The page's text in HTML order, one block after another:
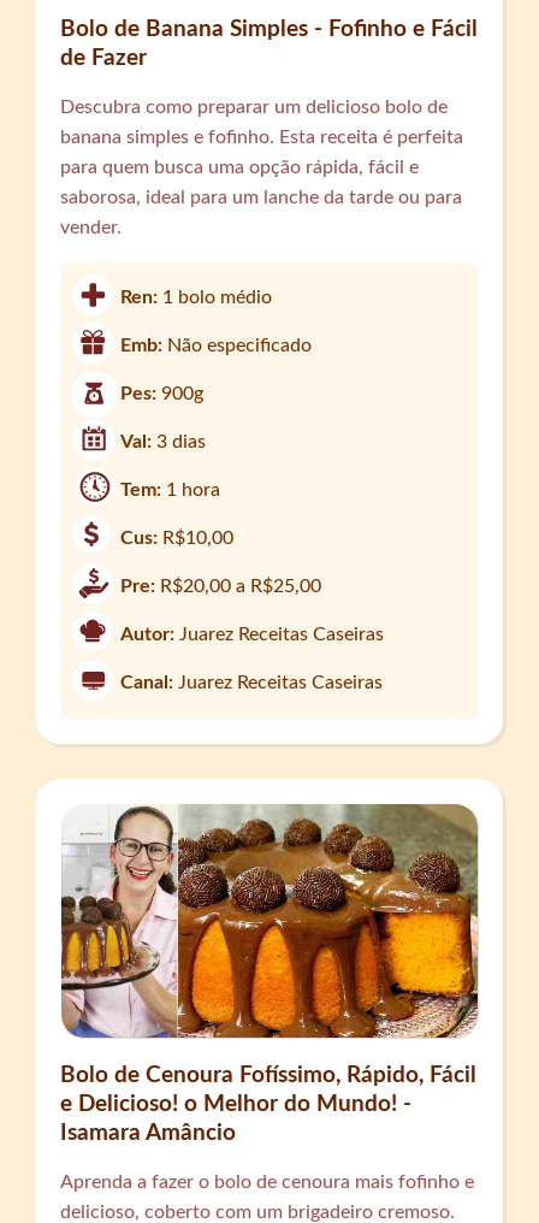
Bolo de Banana Simples - Fofinho e Fácil
de Fazer
Descubra como preparar um delicioso bolo de
banana simples e fofinho. Esta receita é perfeita
para quem busca uma opção rápida, fácil e
saborosa, ideal para um lanche da tarde ou para
vender.
Ren: 1 bolo médio
Emb: Não especificado
Pes:900g
Val:3 dias
Tem: 1 hora
Cus: R$10,00
Pre: R$20,00 a R$25,00
Autor: Juarez Receitas Caseiras
Canal: Juarez Receitas Caseiras
Bolo de Cenoura Fofíssimo, Rápido, Fácil
e Delicioso! o Melhor do Mundo! -
Isamara Amâncio
Aprenda a fazer o bolo de cenoura mais fofinho e
delicioso, coberto com um brigadeiro cremoso.